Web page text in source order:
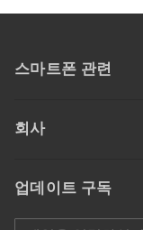
스마트폰 관련
회사
업데이트 구독